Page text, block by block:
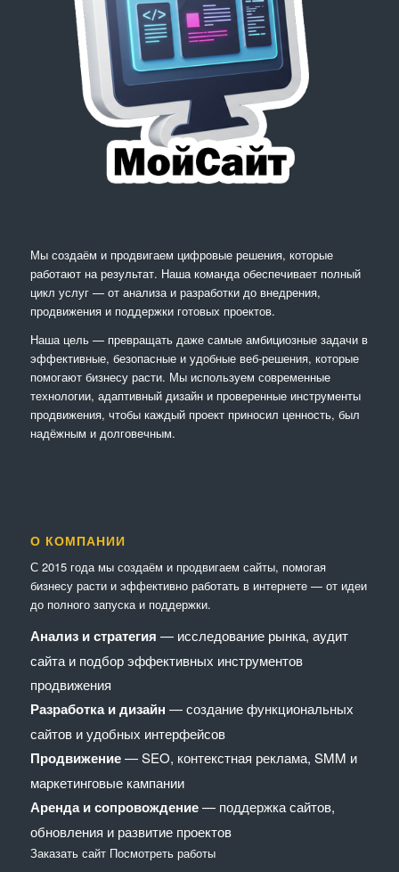
Мы создаём и продвигаем цифровые решения, которые
работают на результат. Наша команда обеспечивает полный
цикл услуг — от анализа и разработки до внедрения,
продвижения и поддержки готовых проектов.
Наша цель — превращать даже самые амбициозные задачи в
эффективные, безопасные и удобные веб-решения, которые
помогают бизнесу расти. Мы используем современные
технологии, адаптивный дизайн и проверенные инструменты
продвижения, чтобы каждый проект приносил ценность, был
надёжным и долговечным.
О КОМПАНИИ
С 2015 года мы создаём и продвигаем сайты, помогая
бизнесу расти и эффективно работать в интернете — от идеи
до полного запуска и поддержки.
Анализ и стратегия — исследование рынка, аудит
сайта и подбор эффективных инструментов
продвижения
Разработка и дизайн — создание функциональных
сайтов и удобных интерфейсов
Продвижение— SEO, контекстная реклама, SMM и
маркетинговые кампании
Аренда и сопровождение— поддержка сайтов,
обновления и развитие проектов
Заказать сайт Посмотреть работы